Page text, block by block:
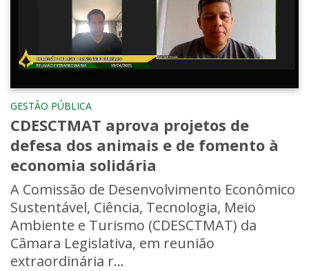
GESTÃO PÚBLICA
CDESCTMAT aprova projetos de
defesa dos animais e de fomento à
economia solidária
A Comissão de Desenvolvimento Econômico
Sustentável, Ciência, Tecnologia, Meio
Ambiente e Turismo (CDESCTMAT) da
Câmara Legislativa, em reunião
extraordinária r...